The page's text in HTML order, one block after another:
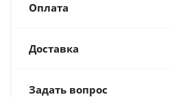
Оплата
Доставка
Задать вопрос